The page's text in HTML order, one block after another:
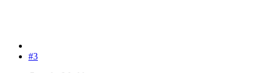
#3